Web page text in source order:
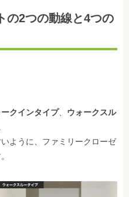
の2つの動線と4つの
クインタイプ、 ウォークスル
ように、ファミリークローゼ